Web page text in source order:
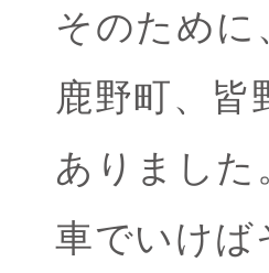
そのために
鹿野町、皆
ありました
車でいけば